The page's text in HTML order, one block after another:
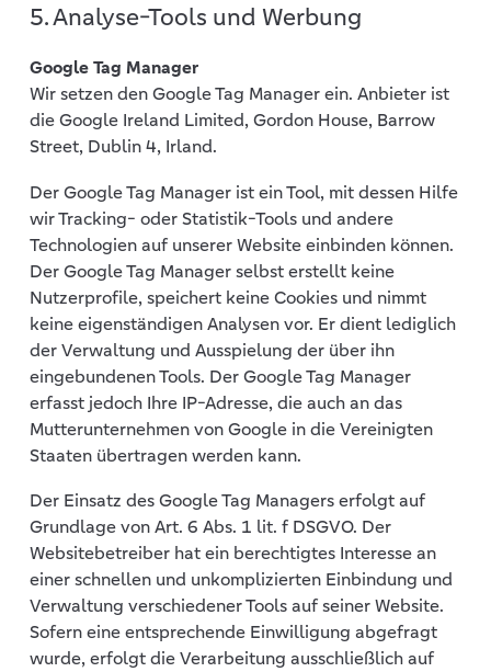
5. Analyse-Tools und Werbung
Google Tag Manager
Wir setzen den Google Tag Manager ein. Anbieter ist
die Google Ireland Limited, Gordon House, Barrow
Street, Dublin 4, Irland.
Der Google Tag Manager ist ein Tool, mit dessen Hilfe
wir Tracking- oder Statistik-Tools und andere
Technologien auf unserer Website einbinden können.
Der Google Tag Manager selbst erstellt keine
Nutzerprofile, speichert keine Cookies und nimmt
keine eigenständigen Analysen vor. Er dient lediglich
der Verwaltung und Ausspielung der über ihn
eingebundenen Tools. Der Google Tag Manager
erfasst jedoch Ihre IP-Adresse, die auch an das
Mutterunternehmen von Google in die Vereinigten
Staaten übertragen werden kann.
Der Einsatz des Google Tag Managers erfolgt auf
Grundlage von Art. 6 Abs. 1 lit. f DSGVO. Der
Websitebetreiber hat ein berechtigtes Interesse an
einer schnellen und unkomplizierten Einbindung und
Verwaltung verschiedener Tools auf seiner Website.
Sofern eine entsprechende Einwilligung abgefragt
wurde, erfolgt die Verarbeitung ausschließlich auf